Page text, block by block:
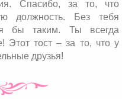
Спасибо, за то, что
должность. Без тебя
бы таким. Ты всегда
Этот тост – за то, что у
друзья!